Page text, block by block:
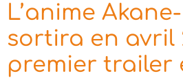
L’anime
sortira en avril
premier trailer